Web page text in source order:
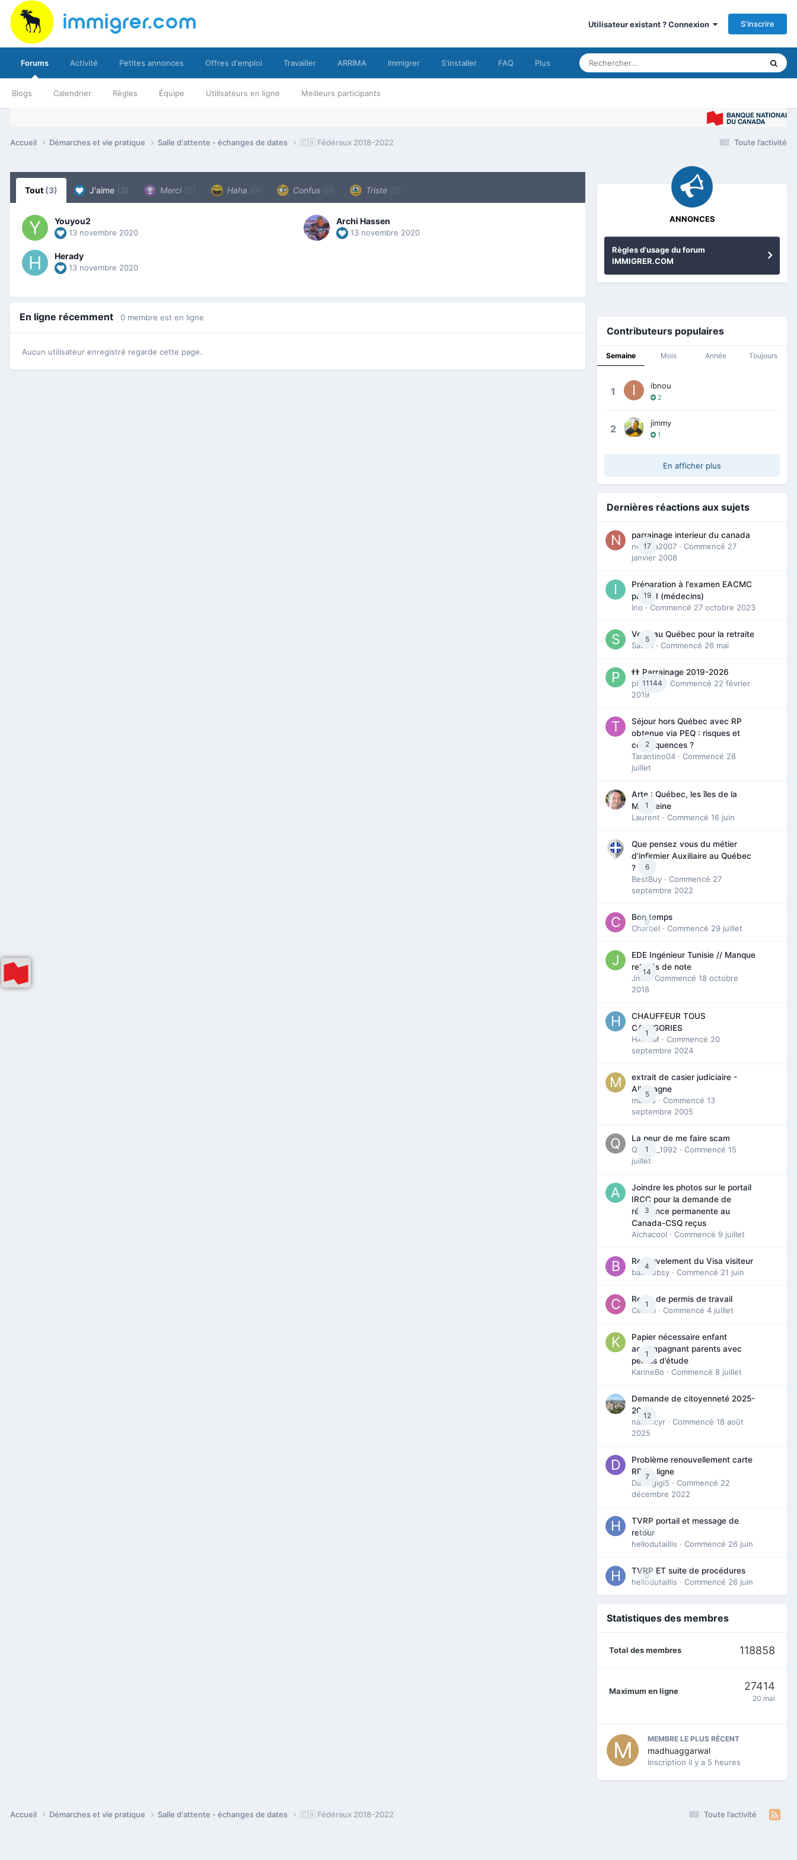
Utilisateur existant ? Connexion S’inscrire
Forums
Blogs Calendrier Règles Équipe Utilisateurs en ligne Meilleurs participants
Activité Petites annonces Offres d'emploi Travailler ARRIMA Immigrer S'installer FAQ Plus
Toute l’activité
Accueil Démarches et vie pratique Salle d'attente - échanges de dates 🇨🇦 Fédéraux 2018-2022
Tout (3) J'aime (3) Merci (0) Haha (0) Confus (0) Triste (0)
Youyou2
13 novembre 2020
Archi Hassen
13 novembre 2020
Herady
13 novembre 2020
En ligne récemment 0 membre est en ligne
Aucun utilisateur enregistré regarde cette page.
ANNONCES
Règles d'usage du forum
IMMIGRER.COM
Contributeurs populaires
Semaine Mois Année Toujours
1 ibnou
2
2 jimmy
1
En afficher plus
Dernières réactions aux sujets
17
parrainage interieur du canada
nedjma2007 · Commencé 27
janvier 2008
19
Préparation à l'examen EACMC
partie I (médecins)
Ino · Commencé 27 octobre 2023
5
Venir au Québec pour la retraite
Sab74 · Commencé 26 mai
11144
👬 Parrainage 2019-2026
piinoush
· Commencé 22 février
2019
2
Séjour hors Québec avec RP
obtenue via PEQ : risques et
conséquences ?
Tarantino04 · Commencé 28
juillet
1
Arte : Québec, les îles de la
Madeleine
Laurent · Commencé 16 juin
6
Que pensez vous du métier
d'infirmier Auxiliaire au Québec
?
BestBuy · Commencé 27
septembre 2022
0
Bon temps
Charbel · Commencé 29 juillet
14
EDE Ingénieur Tunisie // Manque
relevés de note
Jmili
· Commencé 18 octobre
2018
1
CHAUFFEUR TOUS
CATEGORIES
HAZEM · Commencé 20
septembre 2024
5
extrait de casier judiciaire -
Allemagne
maries · Commencé 13
septembre 2005
1
La peur de me faire scam
Queen_1992 · Commencé 15
juillet
3
Joindre les photos sur le portail
IRCC pour la demande de
résidence permanente au
Canada-CSQ reçus
Aichacool · Commencé 9 juillet
4
Renouvelement du Visa visiteur
babibubsy · Commencé 21 juin
1
Refus de permis de travail
Cedbri · Commencé 4 juillet
1
Papier nécessaire enfant
accompagnant parents avec
permis d’étude
KarineBo · Commencé 8 juillet
12
Demande de citoyenneté 2025-
2026
nanancyr · Commencé 18 août
2025
7
Problème renouvellement carte
RP en ligne
Davidgigi5 · Commencé 22
décembre 2022
0
TVRP portail et message de
retour
hellodutaillis · Commencé 26 juin
0
TVRP ET suite de procédures
hellodutaillis · Commencé 26 juin
Statistiques des membres
Total des membres 118858
Maximum en ligne 27414
20 mai
MEMBRE LE PLUS RÉCENT
madhuaggarwal
Inscription il y a 5 heures
Toute l’activité
Accueil Démarches et vie pratique Salle d'attente - échanges de dates 🇨🇦 Fédéraux 2018-2022